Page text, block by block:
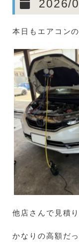
2026/
本日もエアコン
他店さんで見積
かなりの高額だ